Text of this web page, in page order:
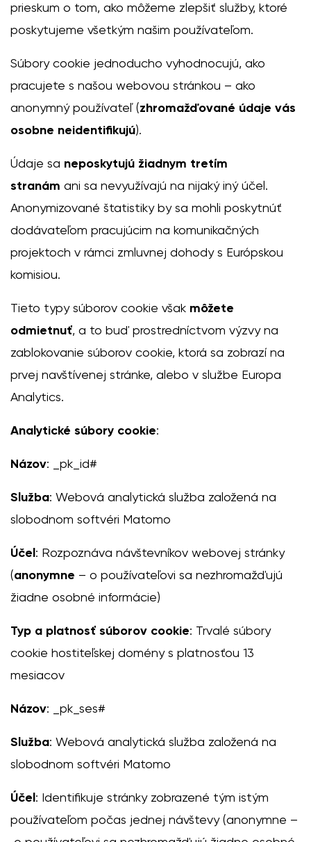
prieskum o tom, ako môžeme zlepšiť služby, ktoré
poskytujeme všetkým našim používateľom.
Súbory cookie jednoducho vyhodnocujú, ako
pracujete s našou webovou stránkou – ako
anonymný používateľ (zhromažďované údaje vás
osobne neidentifikujú).
Údaje sa neposkytujú žiadnym tretím
stranám ani sa nevyužívajú na nijaký iný účel.
Anonymizované štatistiky by sa mohli poskytnúť
dodávateľom pracujúcim na komunikačných
projektoch v rámci zmluvnej dohody s Európskou
komisiou.
Tieto typy súborov cookie však môžete
odmietnuť, a to buď prostredníctvom výzvy na
zablokovanie súborov cookie, ktorá sa zobrazí na
prvej navštívenej stránke, alebo v službe Europa
Analytics.
Analytické súbory cookie:
Názov: _pk_id#
Služba: Webová analytická služba založená na
slobodnom softvéri Matomo
Účel : Rozpoznáva návštevníkov webovej stránky
(anonymne – o používateľovi sa nezhromažďujú
žiadne osobné informácie)
Typ a platnosť súborov cookie: Trvalé súbory
cookie hostiteľskej domény s platnosťou 13
mesiacov
Názov: _pk_ses#
Služba: Webová analytická služba založená na
slobodnom softvéri Matomo
Účel : Identifikuje stránky zobrazené tým istým
používateľom počas jednej návštevy (anonymne –